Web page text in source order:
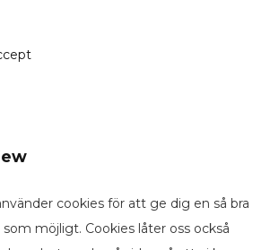
cookies för att ge dig en så bra
möjligt. Cookies låter oss också